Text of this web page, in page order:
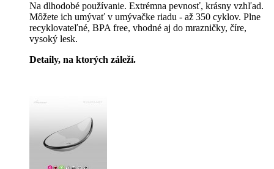
Na dlhodobé používanie. Extrémna pevnosť, krásny vzhľad.
Môžete ich umývať v umývačke riadu - až 350 cyklov. Plne
recyklovateľné, BPA free, vhodné aj do mrazničky, číre,
vysoký lesk.
Detaily, na ktorých záleží.